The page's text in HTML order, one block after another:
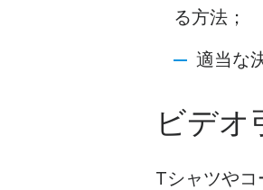
る方法；
適当な
ビデオ
Tシャツや